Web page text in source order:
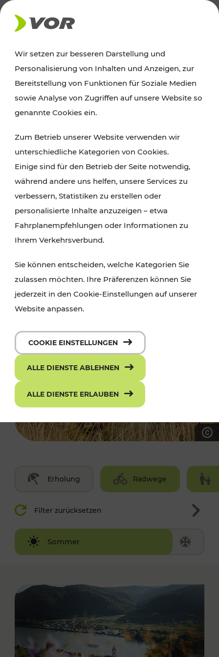
AKTUELLES
Ausflugstipps
Wien, Niederösterreich und das Burgenland
Wanderungen, Kultur und Gastronomie,
Radtouren oder purer Naturgenuss – viele
Attraktionen sind mit den Ticket- und Fahrplan-
Angeboten des VOR gut und schnell erreichbar.
Erholung Radwege
Filter zurücksetzen
Sommer
Winter
Wir setzen zur besseren Darstellung und
Personalisierung von Inhalten und Anzeigen, zur
Bereitstellung von Funktionen für Soziale Medien
sowie Analyse von Zugriffen auf unsere Website so
genannte Cookies ein.
Zum Betrieb unserer Website verwenden wir
unterschiedliche Kategorien von Cookies.
Einige sind für den Betrieb der Seite notwendig,
während andere uns helfen, unsere Services zu
verbessern, Statistiken zu erstellen oder
personalisierte Inhalte anzuzeigen – etwa
Fahrplanempfehlungen oder Informationen zu
Ihrem Verkehrsverbund.
Sie können entscheiden, welche Kategorien Sie
zulassen möchten. Ihre Präferenzen können Sie
jederzeit in den Cookie-Einstellungen auf unserer
Website anpassen.
COOKIE EINSTELLUNGEN
ALLE DIENSTE ABLEHNEN
ALLE DIENSTE ERLAUBEN